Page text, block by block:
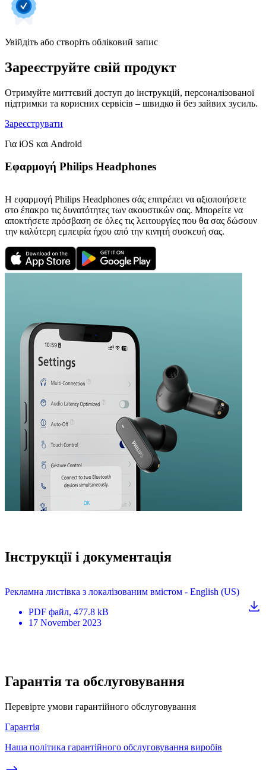
Увійдіть або створіть обліковий запис
Зареєструйте свій продукт
Отримуйте миттєвий доступ до інструкцій, персоналізованої
підтримки та корисних сервісів – швидко й без зайвих зусиль.
Зареєструвати
Για iOS και Android
Εφαρμογή Philips Headphones
Η εφαρμογή Philips Headphones σάς επιτρέπει να αξιοποιήσετε
στο έπακρο τις δυνατότητες των ακουστικών σας. Μπορείτε να
αποκτήσετε πρόσβαση σε όλες τις λειτουργίες που θα σας δώσουν
την καλύτερη εμπειρία ήχου από την κινητή συσκευή σας.
Інструкції і документація
Рекламна листівка з локалізованим вмістом - English (US)
PDF файл, 477.8 kB
17 November 2023
Гарантія та обслуговування
Перевірте умови гарантійного обслуговування
Гарантія
Наша політика гарантійного обслуговування виробів